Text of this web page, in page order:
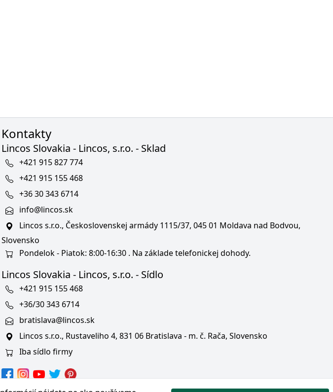
Kontakty
Lincos Slovakia - Lincos, s.r.o. - Sklad
+421 915 827 774
+421 915 155 468
+36 30 343 6714
info@lincos.sk
Lincos s.r.o., Československej armády 1115/37, 045 01 Moldava nad Bodvou,
Slovensko
Pondelok - Piatok: 8:00-16:30 . Na základe telefonickej dohody.
Lincos Slovakia - Lincos, s.r.o. - Sídlo
+421 915 155 468
+36/30 343 6714
bratislava@lincos.sk
Lincos s.r.o., Rustaveliho 4, 831 06 Bratislava - m. č. Rača, Slovensko
Iba sídlo firmy